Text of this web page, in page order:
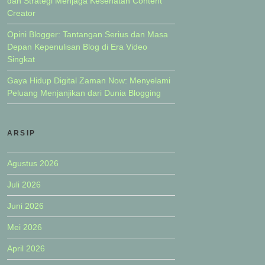
Creator
Opini Blogger: Tantangan Serius dan Masa
Depan Kepenulisan Blog di Era Video
Singkat
Gaya Hidup Digital Zaman Now: Menyelami
Peluang Menjanjikan dari Dunia Blogging
ARSIP
Agustus 2026
Juli 2026
Juni 2026
Mei 2026
April 2026